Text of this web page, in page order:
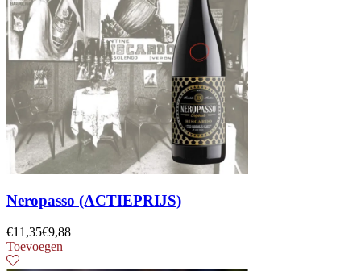
Neropasso (ACTIEPRIJS)
€11,35€9,88
Toevoegen